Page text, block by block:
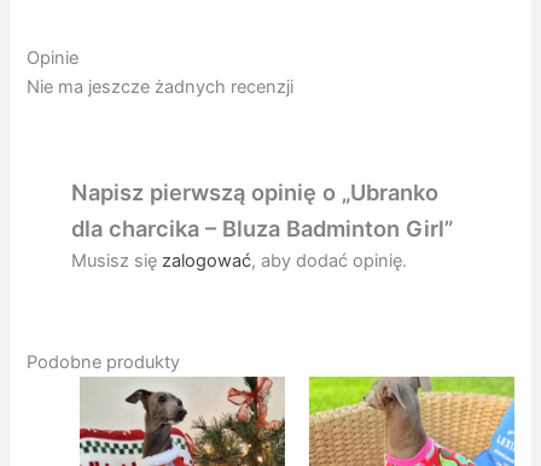
Opinie
Nie ma jeszcze żadnych recenzji
Napisz pierwszą opinię o „Ubranko
dla charcika – Bluza Badminton Girl”
Musisz się zalogować, aby dodać opinię.
Podobne produkty